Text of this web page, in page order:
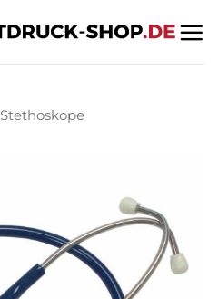
Stethoskope